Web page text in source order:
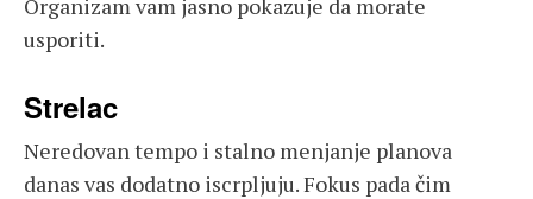
usporiti.
Strelac
Neredovan tempo i stalno menjanje planova
danas vas dodatno iscrpljuju. Fokus pada čim